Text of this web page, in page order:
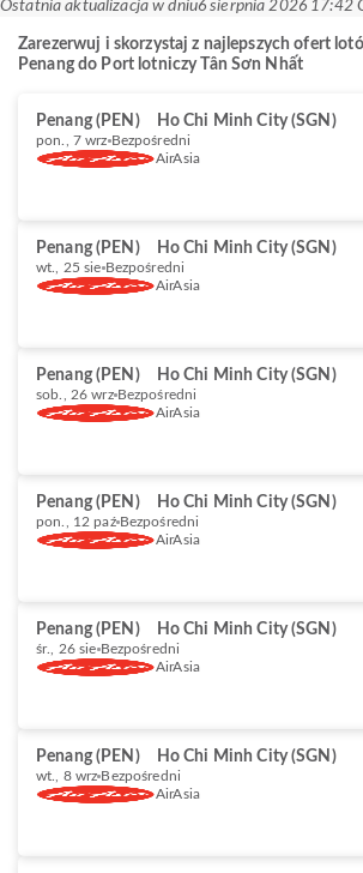
Ostatnia aktualizacja w dniu6 sierpnia 2026 17:42
Zarezerwuj i skorzystaj z najlepszych ofert
Penang do Port lotniczy Tân Sơn Nhất
Penang (PEN) Ho Chi Minh City (SGN)
pon., 7 wrz Bezpośredni
AirAsia
Penang (PEN) Ho Chi Minh City (SGN)
wt., 25 sie Bezpośredni
AirAsia
Penang (PEN) Ho Chi Minh City (SGN)
sob., 26 wrz Bezpośredni
AirAsia
Penang (PEN) Ho Chi Minh City (SGN)
pon., 12 paź Bezpośredni
AirAsia
Penang (PEN) Ho Chi Minh City (SGN)
śr., 26 sie Bezpośredni
AirAsia
Penang (PEN) Ho Chi Minh City (SGN)
wt., 8 wrz Bezpośredni
AirAsia